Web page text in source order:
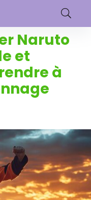
Naruto
et
à